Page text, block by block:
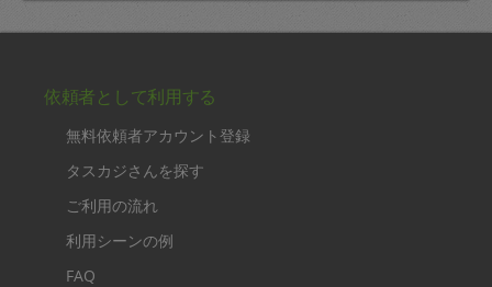
依頼者として利用する
無料依頼者アカウント登録
タスカジさんを探す
ご利用の流れ
利用シーンの例
FAQ